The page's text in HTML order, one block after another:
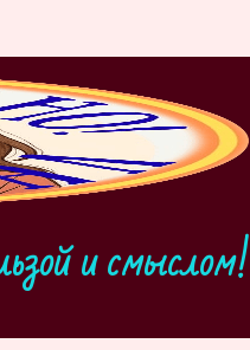
и смыслом!